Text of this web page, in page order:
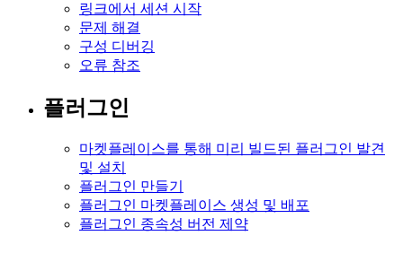
링크에서 세션 시작
문제 해결
구성 디버깅
오류 참조
플러그인
마켓플레이스를 통해 미리 빌드된 플러그인 발견
및 설치
플러그인 만들기
플러그인 마켓플레이스 생성 및 배포
플러그인 종속성 버전 제약